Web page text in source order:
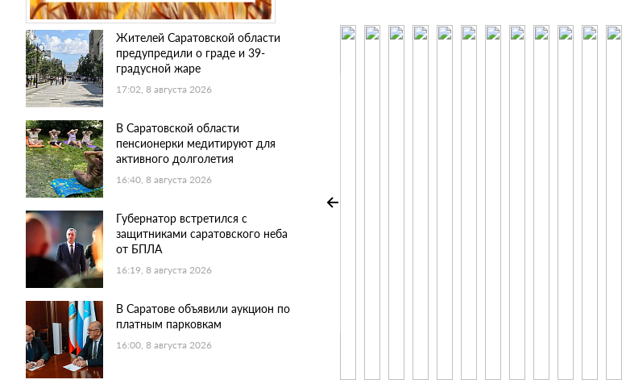
Жителей Саратовской области
предупредили о граде и 39-
градусной жаре
17:02, 8 августа 2026
В Саратовской области
пенсионерки медитируют для
активного долголетия
16:40, 8 августа 2026
Губернатор встретился с
защитниками саратовского неба
от БПЛА
16:19, 8 августа 2026
В Саратове объявили аукцион по
платным парковкам
16:00, 8 августа 2026